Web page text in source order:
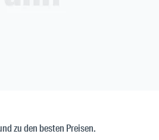
zu den besten Preisen.